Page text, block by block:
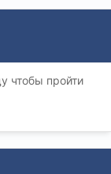
чтобы пройти